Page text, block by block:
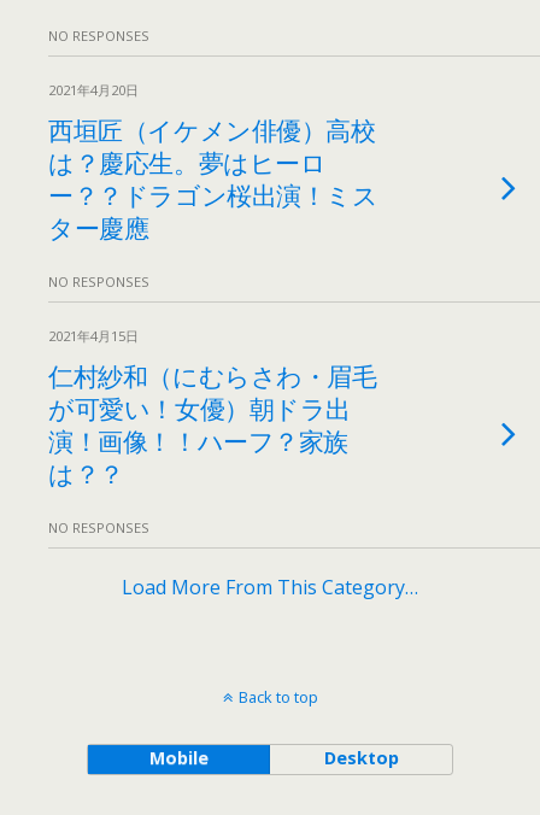
NO RESPONSES
2021年4月20日
西垣匠（イケメン俳優）高校
は？慶応生。夢はヒーロ
ー？？ドラゴン桜出演！ミス
ター慶應
NO RESPONSES
2021年4月15日
仁村紗和（にむらさわ・眉毛
が可愛い！女優）朝ドラ出
演！画像！！ハーフ？家族
は？？
NO RESPONSES
Load More From This Category…
Back to top
Mobile Desktop